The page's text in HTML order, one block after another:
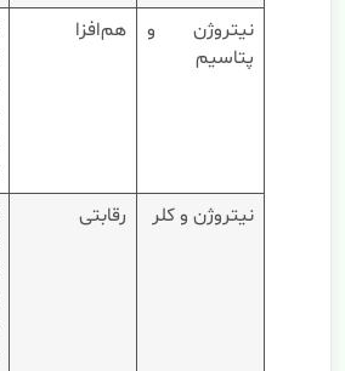
نیتروژن و
پتاسیم
هم‌افزا
نیتروژن و کلر
رقابتی